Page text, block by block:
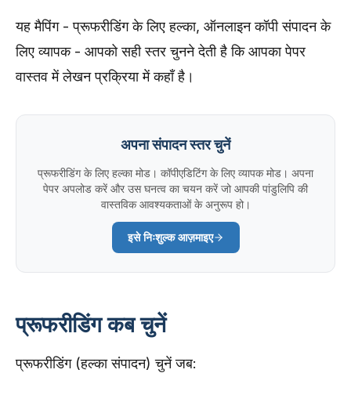
यह मैपिंग - प्रूफरीडिंग के लिए हल्का, ऑनलाइन कॉपी संपादन के
लिए व्यापक - आपको सही स्तर चुनने देती है कि आपका पेपर
वास्तव में लेखन प्रक्रिया में कहाँ है।
अपना संपादन स्तर चुनें
प्रूफरीडिंग के लिए हल्का मोड। कॉपीएडिटिंग के लिए व्यापक मोड। अपना
पेपर अपलोड करें और उस घनत्व का चयन करें जो आपकी पांडुलिपि की
वास्तविक आवश्यकताओं के अनुरूप हो।
इसे निःशुल्क आज़माइए
प्रूफरीडिंग कब चुनें
प्रूफरीडिंग (हल्का संपादन) चुनें जब: